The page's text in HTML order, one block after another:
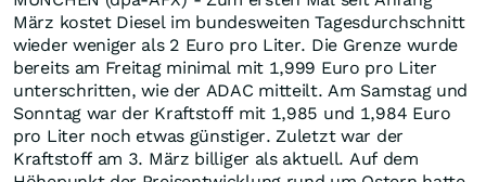
März kostet Diesel im bundesweiten Tagesdurchschnitt
wieder weniger als 2 Euro pro Liter. Die Grenze wurde
bereits am Freitag minimal mit 1,999 Euro pro Liter
unterschritten, wie der ADAC mitteilt. Am Samstag und
Sonntag war der Kraftstoff mit 1,985 und 1,984 Euro
pro Liter noch etwas günstiger. Zuletzt war der
Kraftstoff am 3. März billiger als aktuell. Auf dem